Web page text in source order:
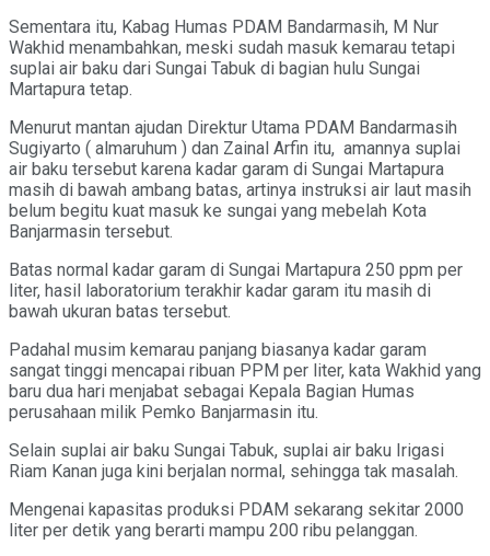
Sementara itu, Kabag Humas PDAM Bandarmasih, M Nur
Wakhid menambahkan, meski sudah masuk kemarau tetapi
suplai air baku dari Sungai Tabuk di bagian hulu Sungai
Martapura tetap.
Menurut mantan ajudan Direktur Utama PDAM Bandarmasih
Sugiyarto ( almaruhum ) dan Zainal Arfin itu, amannya suplai
air baku tersebut karena kadar garam di Sungai Martapura
masih di bawah ambang batas, artinya instruksi air laut masih
belum begitu kuat masuk ke sungai yang mebelah Kota
Banjarmasin tersebut.
Batas normal kadar garam di Sungai Martapura 250 ppm per
liter, hasil laboratorium terakhir kadar garam itu masih di
bawah ukuran batas tersebut.
Padahal musim kemarau panjang biasanya kadar garam
sangat tinggi mencapai ribuan PPM per liter, kata Wakhid yang
baru dua hari menjabat sebagai Kepala Bagian Humas
perusahaan milik Pemko Banjarmasin itu.
Selain suplai air baku Sungai Tabuk, suplai air baku Irigasi
Riam Kanan juga kini berjalan normal, sehingga tak masalah.
Mengenai kapasitas produksi PDAM sekarang sekitar 2000
liter per detik yang berarti mampu 200 ribu pelanggan.